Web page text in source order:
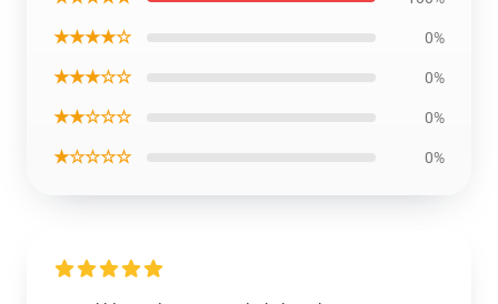
★★★★☆ 0%
★★★☆☆ 0%
★★☆☆☆ 0%
★☆☆☆☆ 0%